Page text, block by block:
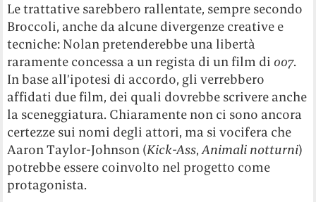
Le trattative sarebbero rallentate, sempre secondo
Broccoli, anche da alcune divergenze creative e
tecniche: Nolan pretenderebbe una libertà
raramente concessa a un regista di un film di 007.
In base all’ipotesi di accordo, gli verrebbero
affidati due film, dei quali dovrebbe scrivere anche
la sceneggiatura. Chiaramente non ci sono ancora
certezze sui nomi degli attori, ma si vocifera che
Aaron Taylor-Johnson (Kick-Ass,Animali notturni)
potrebbe essere coinvolto nel progetto come
protagonista.